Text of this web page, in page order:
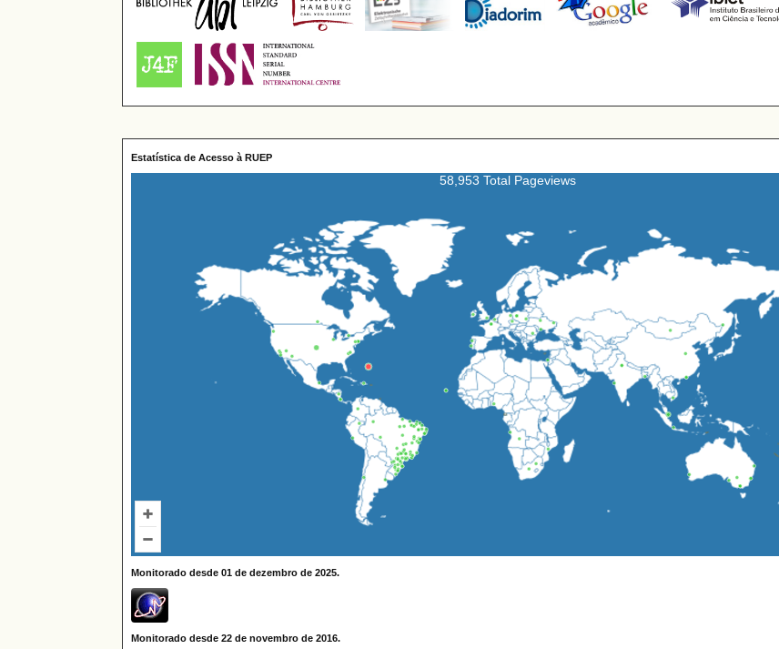
Estatística de Acesso à RUEP
58,953 Total Pageviews
Monitorado desde 01 de dezembro de 2025.
Monitorado desde 22 de novembro de 2016.